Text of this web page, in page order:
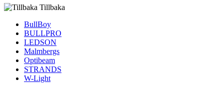
Tillbaka
BullBoy
BULLPRO
LEDSON
Malmbergs
Optibeam
STRANDS
W-Light